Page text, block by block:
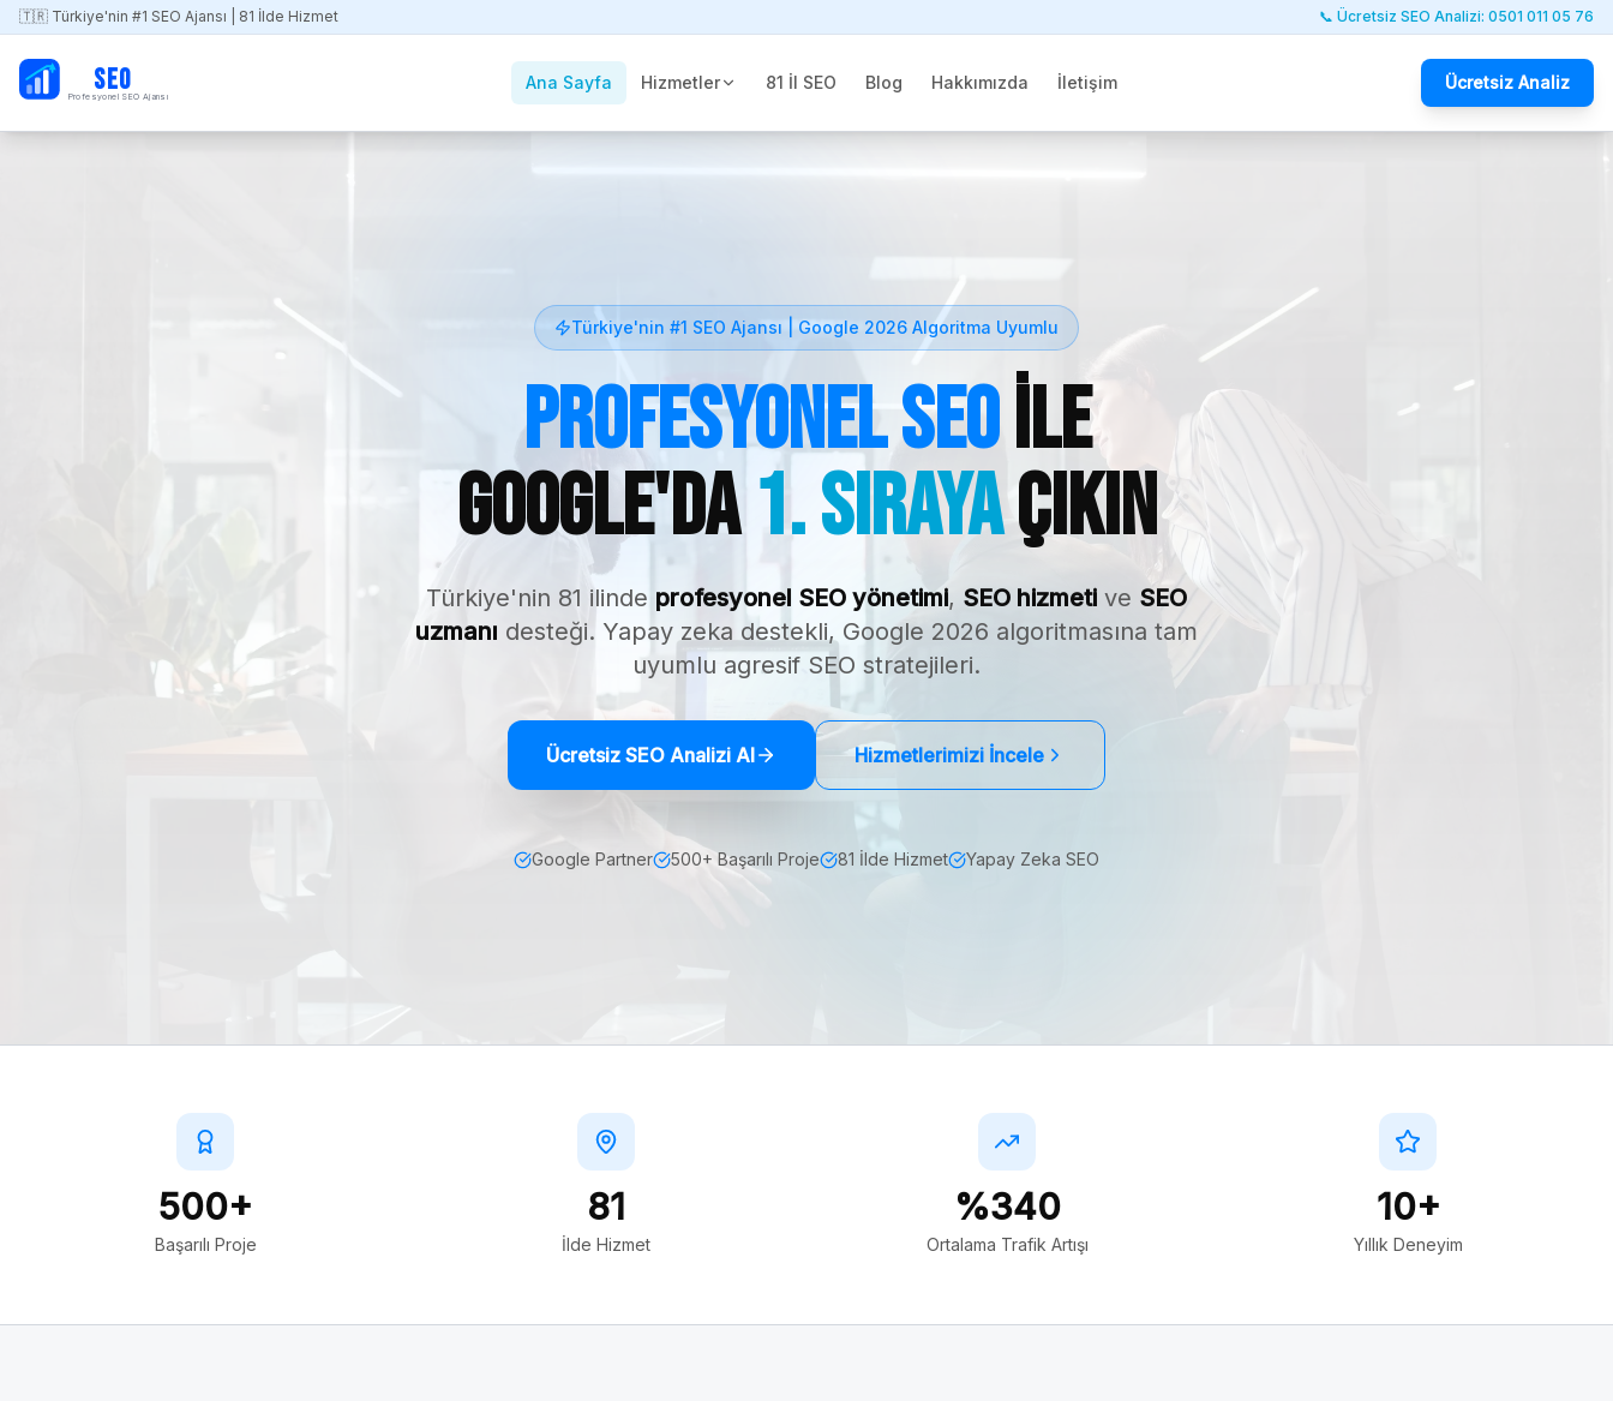
🇹🇷 Türkiye'nin #1 SEO Ajansı | 81 İlde Hizmet 📞 Ücretsiz SEO Analizi: 0501 011 05 76
SEO
Profesyonel SEO Ajansı
Ana Sayfa Hizmetler 81 İl SEO Blog Hakkımızda İletişim Ücretsiz Analiz
Türkiye'nin #1 SEO Ajansı | Google 2026 Algoritma Uyumlu
Profesyonel SEOile
Google'da1. SırayaÇıkın
Türkiye'nin 81 ilinde profesyonel SEO yönetimi, SEO hizmeti ve SEO
uzmanı desteği. Yapay zeka destekli, Google 2026 algoritmasına tam
uyumlu agresif SEO stratejileri.
Ücretsiz SEO Analizi Al Hizmetlerimizi İncele
Google Partner 500+ Başarılı Proje 81 İlde Hizmet Yapay Zeka SEO
500+
Başarılı Proje
81
İlde Hizmet
%340
Ortalama Trafik Artışı
10+
Yıllık Deneyim